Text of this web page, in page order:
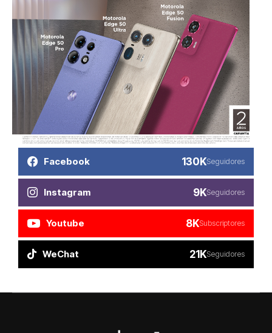
Facebook 130KSeguidores
Instagram 9KSeguidores
Youtube 8KSubscriptores
WeChat 21KSeguidores